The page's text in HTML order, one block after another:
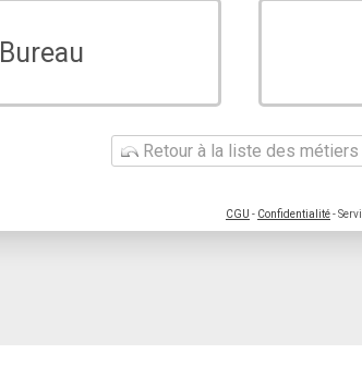
Bureau
Retour à la liste des métiers
CGU - Confidentialité-